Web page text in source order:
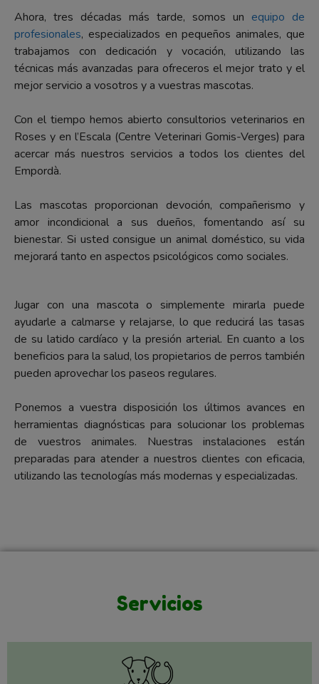
Ahora, tres décadas más tarde, somos un equipo de
profesionales, especializados en pequeños animales, que
trabajamos con dedicación y vocación, utilizando las
técnicas más avanzadas para ofreceros el mejor trato y el
mejor servicio a vosotros y a vuestras mascotas.
Con el tiempo hemos abierto consultorios veterinarios en
Roses y en l’Escala (Centre Veterinari Gomis-Verges) para
acercar más nuestros servicios a todos los clientes del
Empordà.
Las mascotas proporcionan devoción, compañerismo y
amor incondicional a sus dueños, fomentando así su
bienestar. Si usted consigue un animal doméstico, su vida
mejorará tanto en aspectos psicológicos como sociales.
Jugar con una mascota o simplemente mirarla puede
ayudarle a calmarse y relajarse, lo que reducirá las tasas
de su latido cardíaco y la presión arterial. En cuanto a los
beneficios para la salud, los propietarios de perros también
pueden aprovechar los paseos regulares.
Ponemos a vuestra disposición los últimos avances en
herramientas diagnósticas para solucionar los problemas
de vuestros animales. Nuestras instalaciones están
preparadas para atender a nuestros clientes con eficacia,
utilizando las tecnologías más modernas y especializadas.
Servicios